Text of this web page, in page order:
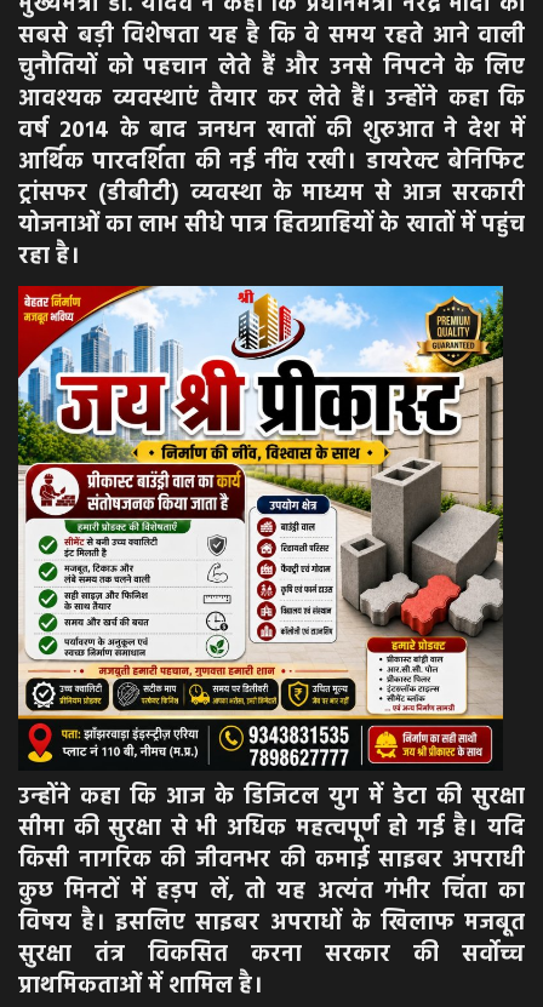
सबसे बड़ी विशेषता यह है कि वे समय रहते आने वाली
चुनौतियों को पहचान लेते हैं और उनसे निपटने के लिए
आवश्यक व्यवस्थाएं तैयार कर लेते हैं। उन्होंने कहा कि
वर्ष 2014 के बाद जनधन खातों की शुरुआत ने देश में
आर्थिक पारदर्शिता की नई नींव रखी। डायरेक्ट बेनिफिट
ट्रांसफर (डीबीटी) व्यवस्था के माध्यम से आज सरकारी
योजनाओं का लाभ सीधे पात्र हितग्राहियों के खातों में पहुंच
रहा है।
उन्होंने कहा कि आज के डिजिटल युग में डेटा की सुरक्षा
सीमा की सुरक्षा से भी अधिक महत्वपूर्ण हो गई है। यदि
किसी नागरिक की जीवनभर की कमाई साइबर अपराधी
कुछ मिनटों में हड़प लें, तो यह अत्यंत गंभीर चिंता का
विषय है। इसलिए साइबर अपराधों के खिलाफ मजबूत
सुरक्षा तंत्र विकसित करना सरकार की सर्वोच्च
प्राथमिकताओं में शामिल है।